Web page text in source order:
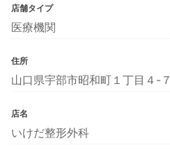
店舗タイプ
医療機関
住所
山口県宇部市昭和町１丁目４-７
店名
いけだ整形外科